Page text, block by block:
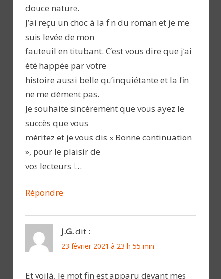
douce nature.
J’ai reçu un choc à la fin du roman et je me
suis levée de mon
fauteuil en titubant. C’est vous dire que j’ai
été happée par votre
histoire aussi belle qu’inquiétante et la fin
ne me dément pas.
Je souhaite sincèrement que vous ayez le
succès que vous
méritez et je vous dis « Bonne continuation
», pour le plaisir de
vos lecteurs !…
Répondre
J.G.dit :
23 février 2021 à 23 h 55 min
Et voilà, le mot fin est apparu devant mes